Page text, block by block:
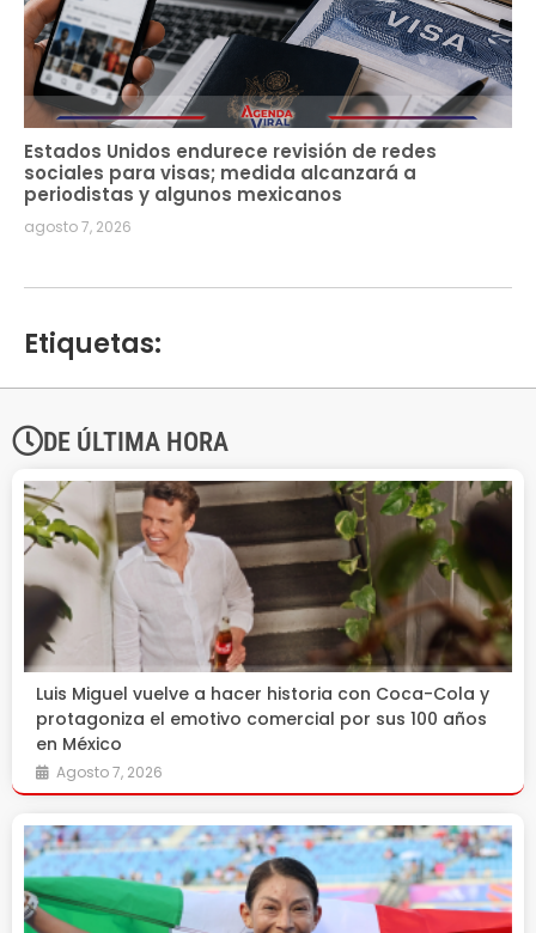
Estados Unidos endurece revisión de redes
sociales para visas; medida alcanzará a
periodistas y algunos mexicanos
agosto 7, 2026
Etiquetas:
DE ÚLTIMA HORA
Luis Miguel vuelve a hacer historia con Coca-Cola y
protagoniza el emotivo comercial por sus 100 años
en México
Agosto 7, 2026